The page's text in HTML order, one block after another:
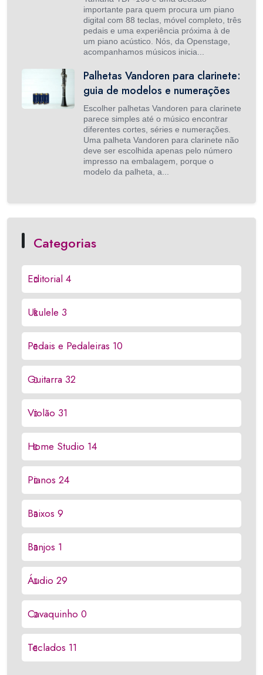
importante para quem procura um piano
digital com 88 teclas, móvel completo, três
pedais e uma experiência próxima à de
um piano acústico. Nós, da Openstage,
acompanhamos músicos inicia...
Palhetas Vandoren para clarinete:
guia de modelos e numerações
Escolher palhetas Vandoren para clarinete
parece simples até o músico encontrar
diferentes cortes, séries e numerações.
Uma palheta Vandoren para clarinete não
deve ser escolhida apenas pelo número
impresso na embalagem, porque o
modelo da palheta, a...
Categorias
Editorial 4
Ukulele 3
Pedais e Pedaleiras 10
Guitarra 32
Violão 31
Home Studio 14
Pianos 24
Baixos 9
Banjos 1
Áudio 29
Cavaquinho 0
Teclados 11